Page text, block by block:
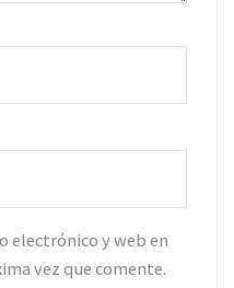
electrónico y web en
vez que comente.